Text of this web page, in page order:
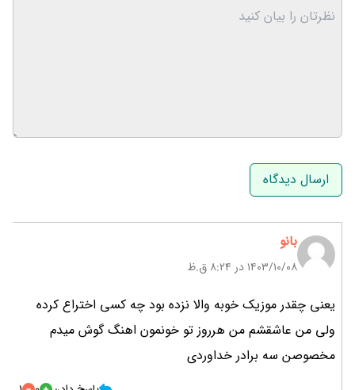
نام و نام خانوادگی
ایمیل
بانو
۱۴۰۳/۱۰/۰۸ در 8:24 ق.ظ
یعنی چقدر موزیک خوبه والا نزده بود چه کسی اختراع کرده
ولی من عاشقشم من هرروز تو خونمون اهنگ گوش میدم
مخصوصن سه برادر خداوردی